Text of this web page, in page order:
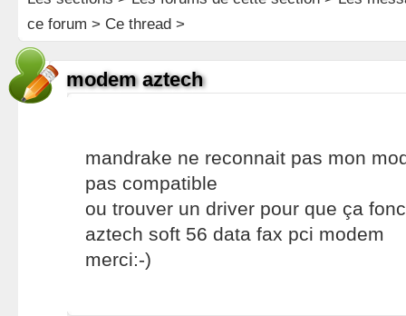
ce forum > Ce thread >
modem aztech
mandrake ne reconnait pas mon
pas compatible
ou trouver un driver pour que ça
aztech soft 56 data fax pci modem
merci:-)